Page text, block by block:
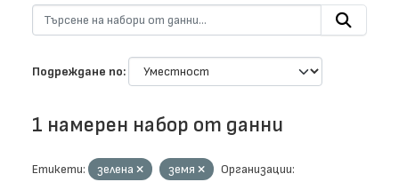
Подреждане по
1 намерен набор от данни
Етикети: зелена земя
Организации: